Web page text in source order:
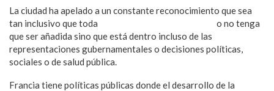
La ciudad ha apelado a un constante reconocimiento que sea
tan inclusivo que toda
o no tenga
que ser añadida sino que está dentro incluso de las
representaciones gubernamentales o decisiones políticas,
sociales o de salud pública.
Francia tiene políticas públicas donde el desarrollo de la